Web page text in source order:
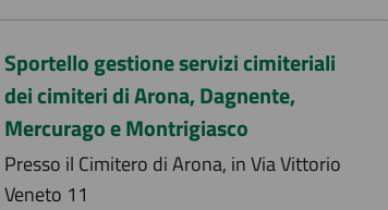
Sportello gestione servizi cimiteriali
dei cimiteri di Arona, Dagnente,
Mercurago e Montrigiasco
Presso il Cimitero di Arona, in Via Vittorio
Veneto 11